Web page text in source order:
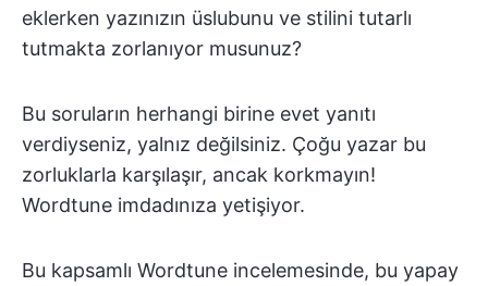
eklerken yazınızın üslubunu ve stilini tutarlı
tutmakta zorlanıyor musunuz?
Bu soruların herhangi birine evet yanıtı
verdiyseniz, yalnız değilsiniz. Çoğu yazar bu
zorluklarla karşılaşır, ancak korkmayın!
Wordtune imdadınıza yetişiyor.
Bu kapsamlı Wordtune incelemesinde, bu yapay